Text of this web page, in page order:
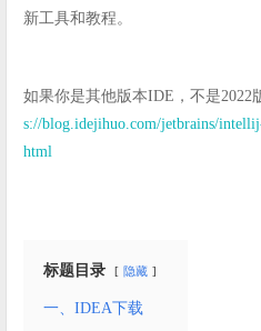
新工具和教程。
如果你是其他版本IDE，不是2022
s://blog.idejihuo.com/jetbrains/
html
标题目录 隐藏
一、IDEA下载